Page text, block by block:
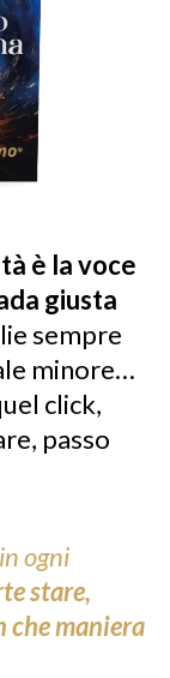
è la voce
giusta
sempre
minore…
click,
passo
ogni
stare,
che maniera